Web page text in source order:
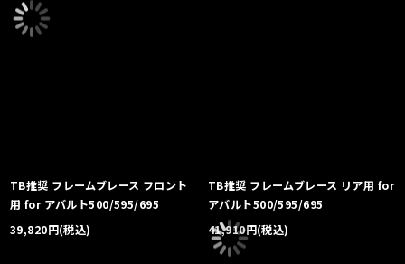
TB推奨 フレームブレース フロント
用 for アバルト500/595/695
39,820円(税込)
TB推奨 フレームブレース リア用 for
アバルト500/595/695
41,910円(税込)